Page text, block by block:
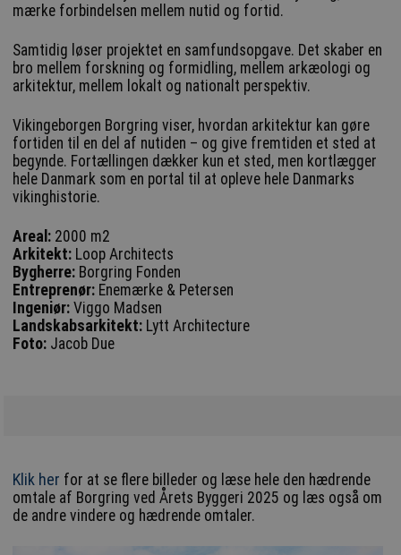
mærke forbindelsen mellem nutid og fortid.
Samtidig løser projektet en samfundsopgave. Det skaber en
bro mellem forskning og formidling, mellem arkæologi og
arkitektur, mellem lokalt og nationalt perspektiv.
Vikingeborgen Borgring viser, hvordan arkitektur kan gøre
fortiden til en del af nutiden – og give fremtiden et sted at
begynde. Fortællingen dækker kun et sted, men kortlægger
hele Danmark som en portal til at opleve hele Danmarks
vikinghistorie.
Areal: 2000 m2
Arkitekt: Loop Architects
Bygherre: Borgring Fonden
Entreprenør: Enemærke & Petersen
Ingeniør: Viggo Madsen
Landskabsarkitekt: Lytt Architecture
Foto: Jacob Due
Klik her for at se flere billeder og læse hele den hædrende
omtale af Borgring ved Årets Byggeri 2025 og læs også om
de andre vindere og hædrende omtaler.